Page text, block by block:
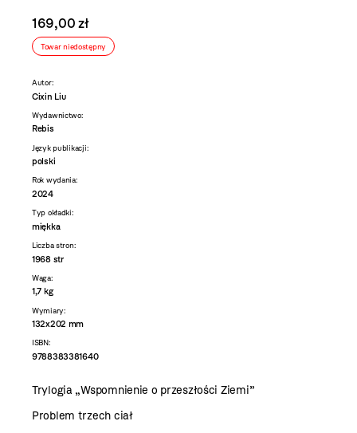
169,00 zł
Towar niedostępny
Autor:
Cixin Liu
Wydawnictwo:
Rebis
Język publikacji:
polski
Rok wydania:
2024
Typ okładki:
miękka
Liczba stron:
1968 str
Waga:
1,7 kg
Wymiary:
132x202 mm
ISBN:
9788383381640
Trylogia „Wspomnienie o przeszłości Ziemi”
Problem trzech ciał